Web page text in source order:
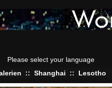
Please select your language
:: Shanghai :: Lesotho